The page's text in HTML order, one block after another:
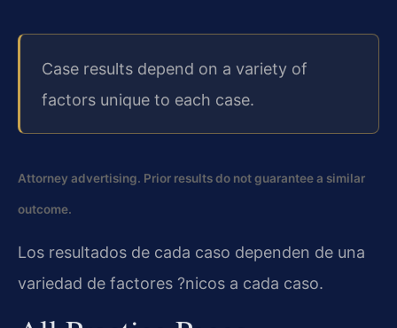
Case results depend on a variety of
factors unique to each case.
Attorney advertising. Prior results do not guarantee a similar
outcome.
Los resultados de cada caso dependen de una
variedad de factores ?nicos a cada caso.